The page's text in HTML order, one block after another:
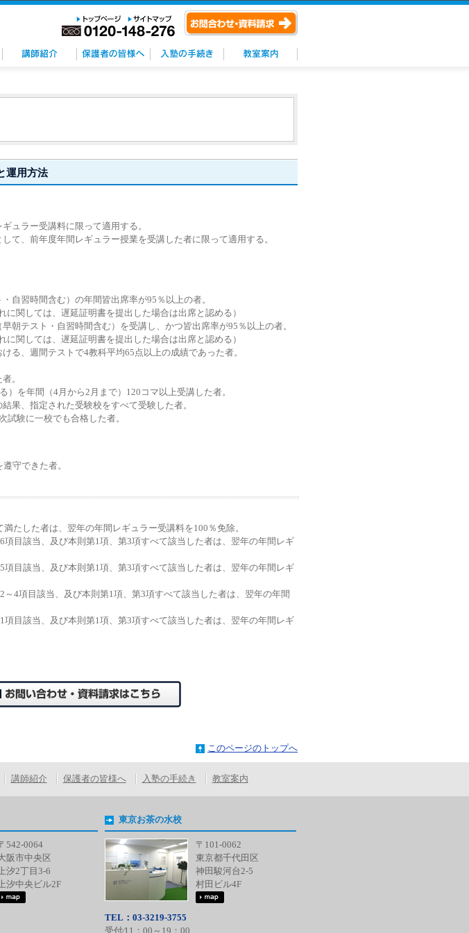
運用方法
ュラー受講料に限って適用する。
て、前年度年間レギュラー授業を受講した者に限って適用する。
自習時間含む）の年間皆出席率が95％以上の者。
に関しては、遅延証明書を提出した場合は出席と認める）
朝テスト・自習時間含む）を受講し、かつ皆出席率が95％以上の者。
に関しては、遅延証明書を提出した場合は出席と認める）
る、週間テストで4教科平均65点以上の成績であった者。
。
）を年間（4月から2月まで）120コマ以上受講した者。
果、指定された受験校をすべて受験した者。
試験に一校でも合格した者。
守できた者。
たした者は、翌年の年間レギュラー受講料を100％免除。
項目該当、及び本則第1項、第3項すべて該当した者は、翌年の年間レギ
項目該当、及び本則第1項、第3項すべて該当した者は、翌年の年間レギ
4項目該当、及び本則第1項、第3項すべて該当した者は、翌年の年間
項目該当、及び本則第1項、第3項すべて該当した者は、翌年の年間レギ
このページのトップへ
講師紹介 保護者の皆様へ 入塾の手続き 教室案内
542-0064
阪市中央区
汐2丁目3-6
汐中央ビル2F
東京お茶の水校
〒101-0062
東京都千代田区
神田駿河台2-5
村田ビル4F
TEL：03-3219-3755
受付⁄11：00～19：00